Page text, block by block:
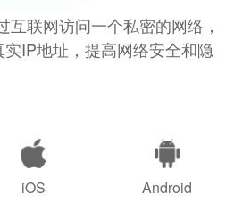
联网访问一个私密的网络，
IP地址，提高网络安全和隐
iOS Android